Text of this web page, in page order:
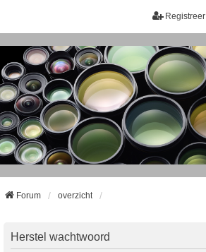
Registreer
Forum overzicht
Herstel wachtwoord